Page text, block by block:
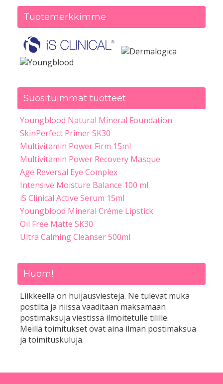
Tuotemerkkimme
Suosituimmat tuotteet
Youngblood Natural Mineral Foundation
SkinPerfect Primer SK30
Multivitamin Power Firm 15ml
Multivitamin Power Recovery Masque
Age Reversal Eye Complex
Intensive Moisture Balance 100 ml
iS Clinical Active Serum 15ml
Youngblood Mineral Créme Lipstick
Oil Free Matte SK30
Ultra Calming Cleanser 500ml
Huom!
Liikkeellä on huijausviestejä. Ne tulevat muka
postilta ja niissä vaaditaan maksamaan
postimaksuja viestissä ilmoitetulle tilille.
Meillä toimitukset ovat aina ilman postimaksua
ja toimituskuluja.